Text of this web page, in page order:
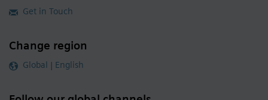
Get in Touch
Change region
Global | English